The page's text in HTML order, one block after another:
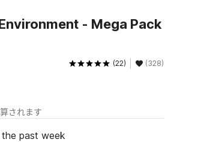
- Mega Pack
(22) (328)
されます
past week